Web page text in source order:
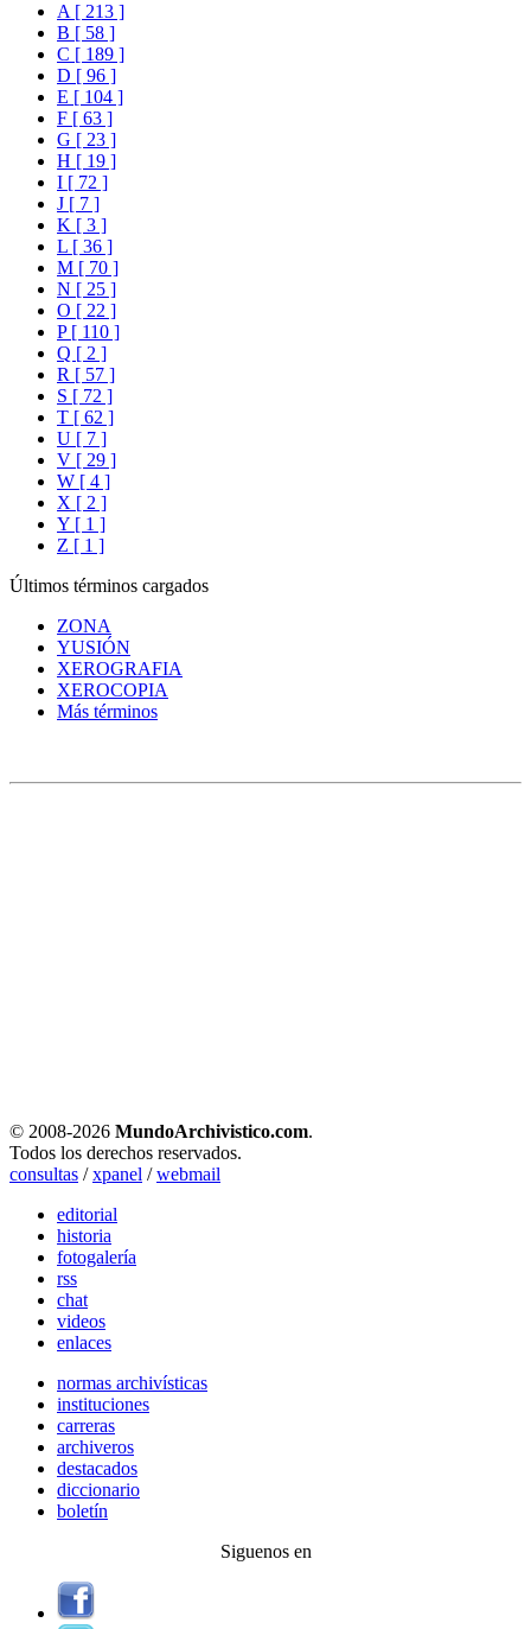
A [ 213 ]
B [ 58 ]
C [ 189 ]
D [ 96 ]
E [ 104 ]
F [ 63 ]
G [ 23 ]
H [ 19 ]
I [ 72 ]
J [ 7 ]
K [ 3 ]
L [ 36 ]
M [ 70 ]
N [ 25 ]
O [ 22 ]
P [ 110 ]
Q [ 2 ]
R [ 57 ]
S [ 72 ]
T [ 62 ]
U [ 7 ]
V [ 29 ]
W [ 4 ]
X [ 2 ]
Y [ 1 ]
Z [ 1 ]
Últimos términos cargados
ZONA
YUSIÓN
XEROGRAFIA
XEROCOPIA
Más términos
© 2008-2026 MundoArchivistico.com.
Todos los derechos reservados.
consultas /xpanel /webmail
editorial
historia
fotogalería
rss
chat
videos
enlaces
normas archivísticas
instituciones
carreras
archiveros
destacados
diccionario
boletín
Siguenos en